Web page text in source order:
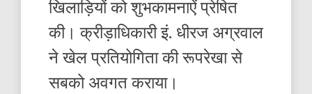
खिलाड़ियों को शुभकामनाऐं प्रेषित
की। क्रीड़ाधिकारी इं. धीरज अग्रवाल
ने खेल प्रतियोगिता की रूपरेखा से
सबको अवगत कराया।